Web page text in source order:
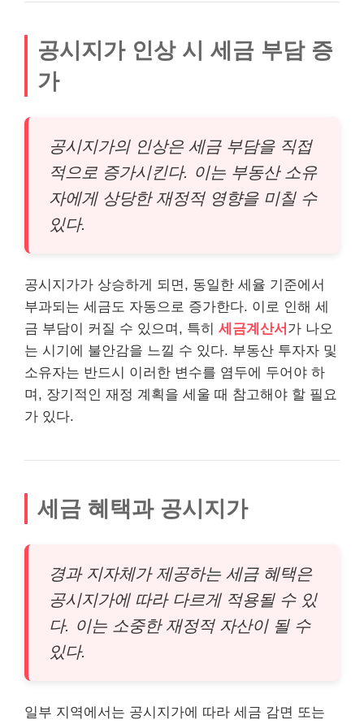
공시지가 인상 시 세금 부담 증
가
공시지가의 인상은 세금 부담을 직접
적으로 증가시킨다. 이는 부동산 소유
자에게 상당한 재정적 영향을 미칠 수
있다.
공시지가가 상승하게 되면, 동일한 세율 기준에서
부과되는 세금도 자동으로 증가한다. 이로 인해 세
금 부담이 커질 수 있으며, 특히 세금계산서 가 나오
는 시기에 불안감을 느낄 수 있다. 부동산 투자자 및
소유자는 반드시 이러한 변수를 염두에 두어야 하
며, 장기적인 재정 계획을 세울 때 참고해야 할 필요
가 있다.
세금 혜택과 공시지가
경과 지자체가 제공하는 세금 혜택은
공시지가에 따라 다르게 적용될 수 있
다. 이는 소중한 재정적 자산이 될 수
있다.
일부 지역에서는 공시지가에 따라 세금 감면 또는